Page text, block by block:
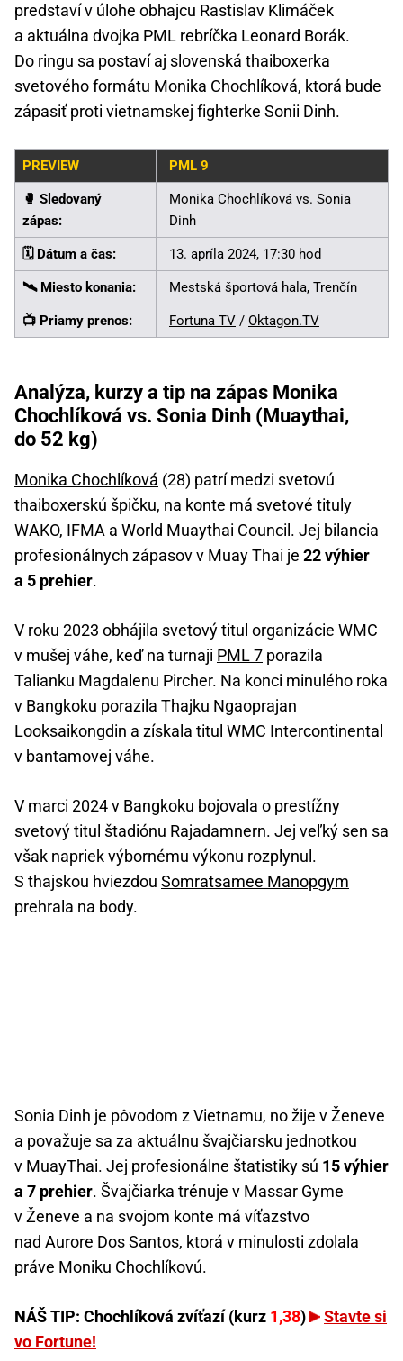
predstaví v úlohe obhajcu Rastislav Klimáček
a aktuálna dvojka PML rebríčka Leonard Borák.
Do ringu sa postaví aj slovenská thaiboxerka
svetového formátu Monika Chochlíková, ktorá bude
zápasiť proti vietnamskej fighterke Sonii Dinh.
PREVIEW PML 9
🥊️ Sledovaný
zápas:
Monika Chochlíková vs. Sonia
Dinh
🗓️ Dátum a čas: 13. apríla 2024, 17:30 hod
🛰️ Miesto konania: Mestská športová hala, Trenčín
📺 Priamy prenos: Fortuna TV / Oktagon.TV
Analýza, kurzy a tip na zápas Monika
Chochlíková vs. Sonia Dinh (Muaythai,
do 52 kg)
Monika Chochlíková (28) patrí medzi svetovú
thaiboxerskú špičku, na konte má svetové tituly
WAKO, IFMA a World Muaythai Council. Jej bilancia
profesionálnych zápasov v Muay Thai je 22 výhier
a 5 prehier.
V roku 2023 obhájila svetový titul organizácie WMC
v mušej váhe, keď na turnaji PML 7 porazila
Talianku Magdalenu Pircher. Na konci minulého roka
v Bangkoku porazila Thajku Ngaoprajan
Looksaikongdin a získala titul WMC Intercontinental
v bantamovej váhe.
V marci 2024 v Bangkoku bojovala o prestížny
svetový titul štadiónu Rajadamnern. Jej veľký sen sa
však napriek výbornému výkonu rozplynul.
S thajskou hviezdou Somratsamee Manopgym
prehrala na body.
Sonia Dinh je pôvodom z Vietnamu, no žije v Ženeve
a považuje sa za aktuálnu švajčiarsku jednotkou
v MuayThai. Jej profesionálne štatistiky sú 15 výhier
a 7 prehier. Švajčiarka trénuje v Massar Gyme
v Ženeve a na svojom konte má víťazstvo
nad Aurore Dos Santos, ktorá v minulosti zdolala
práve Moniku Chochlíkovú.
NÁŠ TIP: Chochlíková zvíťazí (kurz 1,38)
Stavte si
vo Fortune!